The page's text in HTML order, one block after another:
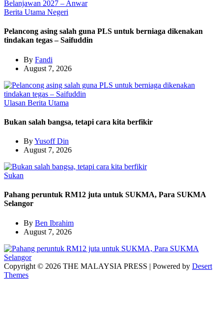
Berita Utama Negeri
Pelancong asing salah guna PLS untuk berniaga dikenakan
tindakan tegas – Saifuddin
By Fandi
August 7, 2026
Ulasan Berita Utama
Bukan salah bangsa, tetapi cara kita berfikir
ByYusoff Din
August 7, 2026
Sukan
Pahang peruntuk RM12 juta untuk SUKMA, Para SUKMA
Selangor
By Ben Ibrahim
August 7, 2026
Copyright © 2026 THE MALAYSIA PRESS | Powered by Desert
Themes